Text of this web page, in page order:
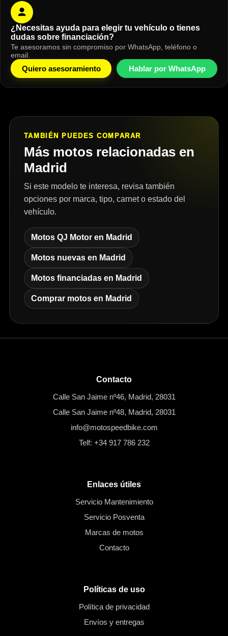
¿Necesitas ayuda para elegir tu vehículo o tienes
dudas sobre financiación?
Te asesoramos sin compromiso por WhatsApp, teléfono o
email.
Quiero asesoramiento Hablar por WhatsApp
TAMBIÉN PUEDES COMPARAR
Más motos relacionadas en
Madrid
Si este modelo te interesa, revisa también
opciones por marca, tipo, carnet o estado del
vehículo.
Motos QJ Motor en Madrid
Motos nuevas en Madrid
Motos financiadas en Madrid
Comprar motos en Madrid
Contacto
Calle San Jaime nº46, Madrid, 28031
Calle San Jaime nº48, Madrid, 28031
info@motospeedbike.com
Telf: +34 917 786 232
Enlaces útiles
Servicio Mantenimiento
Servicio Posventa
Marcas de motos
Contacto
Políticas de uso
Política de privacidad
Envíos y entregas